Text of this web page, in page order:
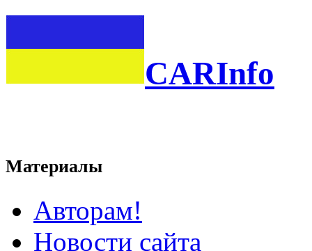
CARInfo
Материалы
Авторам!
Новости сайта